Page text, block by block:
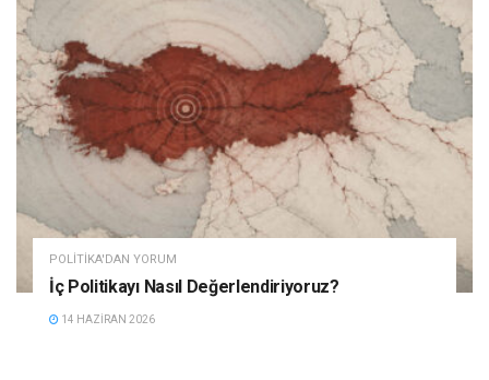
POLITIKA'DAN YORUM
İç Politikayı Nasıl Değerlendiriyoruz?
14 HAZIRAN 2026